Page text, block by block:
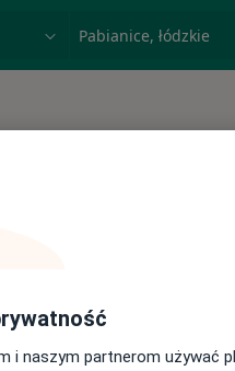
miasto lub dzielnica
podane
i naszym partnerom używać